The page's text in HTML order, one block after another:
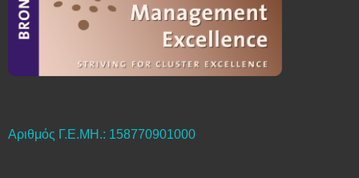
Αριθμός Γ.Ε.ΜΗ.: 158770901000